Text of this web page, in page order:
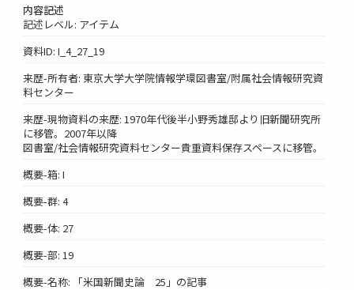
内容記述
記述レベル: アイテム
資料ID: I_4_27_19
来歴-所有者: 東京大学大学院情報学環図書室/附属社会情報研究資
料センター
来歴-現物資料の来歴: 1970年代後半小野秀雄邸より旧新聞研究所
に移管。2007年以降
図書室/社会情報研究資料センター貴重資料保存スペースに移管。
概要-箱: I
概要-群: 4
概要-体: 27
概要-部: 19
概要-名称: 「米国新聞史論 25」の記事